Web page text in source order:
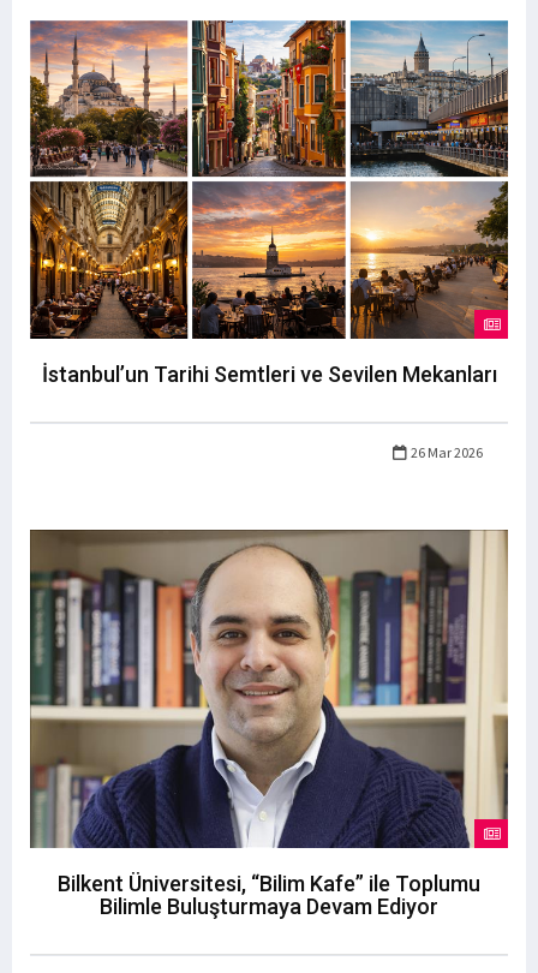
İstanbul’un Tarihi Semtleri ve Sevilen Mekanları
26 Mar 2026
Bilkent Üniversitesi, “Bilim Kafe” ile Toplumu
Bilimle Buluşturmaya Devam Ediyor